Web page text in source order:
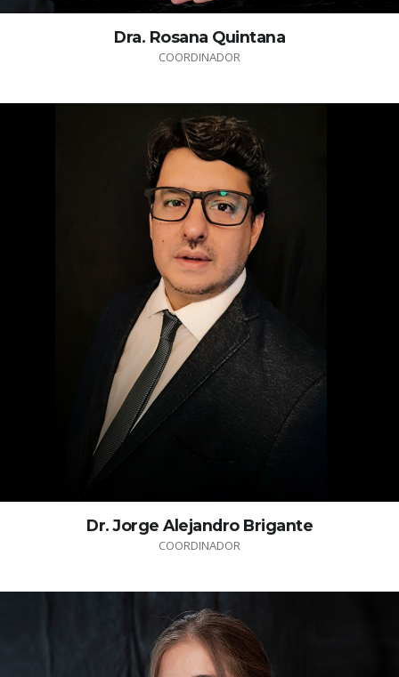
Dra. Rosana Quintana
COORDINADOR
Dr. Jorge Alejandro Brigante
COORDINADOR